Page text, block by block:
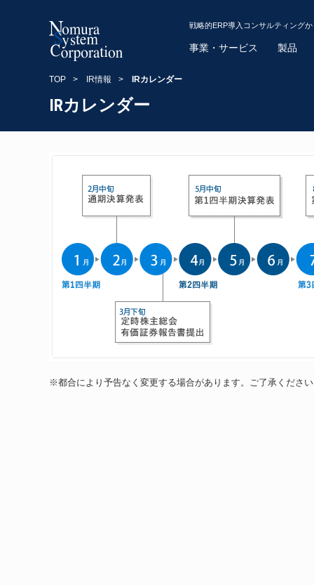
戦略的ERP導入コンサルティング
事業・サービス 製品
TOP > IR情報 > IRカレンダー
IRカレンダー
※都合により予告なく変更する場合があります。ご了承ください